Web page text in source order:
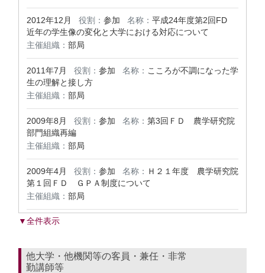
2012年12月 役割： 参加 名称： 平成24年度第2回FD
近年の学生像の変化と大学における対応について
主催組織： 部局
2011年7月 役割： 参加 名称： こころが不調になった学
生の理解と接し方
主催組織： 部局
2009年8月 役割： 参加 名称： 第3回ＦＤ 農学研究院
部門組織再編
主催組織： 部局
2009年4月 役割： 参加 名称： Ｈ２１年度 農学研究院
第１回ＦＤ ＧＰＡ制度について
主催組織： 部局
▼全件表示
他大学・他機関等の客員・兼任・非常
勤講師等